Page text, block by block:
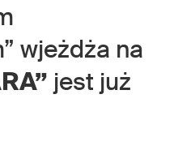
wjeżdża na
jest już